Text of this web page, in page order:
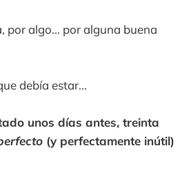
por algo... por alguna buena
debía estar...
unos días antes, treinta
(y perfectamente inútil)